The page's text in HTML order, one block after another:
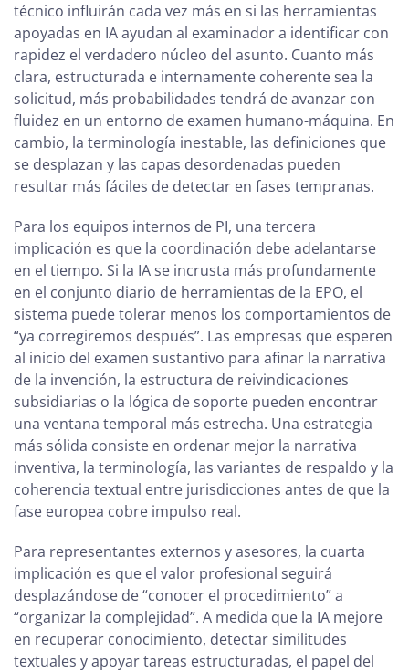
técnico influirán cada vez más en si las herramientas
apoyadas en IA ayudan al examinador a identificar con
rapidez el verdadero núcleo del asunto. Cuanto más
clara, estructurada e internamente coherente sea la
solicitud, más probabilidades tendrá de avanzar con
fluidez en un entorno de examen humano-máquina. En
cambio, la terminología inestable, las definiciones que
se desplazan y las capas desordenadas pueden
resultar más fáciles de detectar en fases tempranas.
Para los equipos internos de PI, una tercera
implicación es que la coordinación debe adelantarse
en el tiempo. Si la IA se incrusta más profundamente
en el conjunto diario de herramientas de la EPO, el
sistema puede tolerar menos los comportamientos de
“ya corregiremos después”. Las empresas que esperen
al inicio del examen sustantivo para afinar la narrativa
de la invención, la estructura de reivindicaciones
subsidiarias o la lógica de soporte pueden encontrar
una ventana temporal más estrecha. Una estrategia
más sólida consiste en ordenar mejor la narrativa
inventiva, la terminología, las variantes de respaldo y la
coherencia textual entre jurisdicciones antes de que la
fase europea cobre impulso real.
Para representantes externos y asesores, la cuarta
implicación es que el valor profesional seguirá
desplazándose de “conocer el procedimiento” a
“organizar la complejidad”. A medida que la IA mejore
en recuperar conocimiento, detectar similitudes
textuales y apoyar tareas estructuradas, el papel del